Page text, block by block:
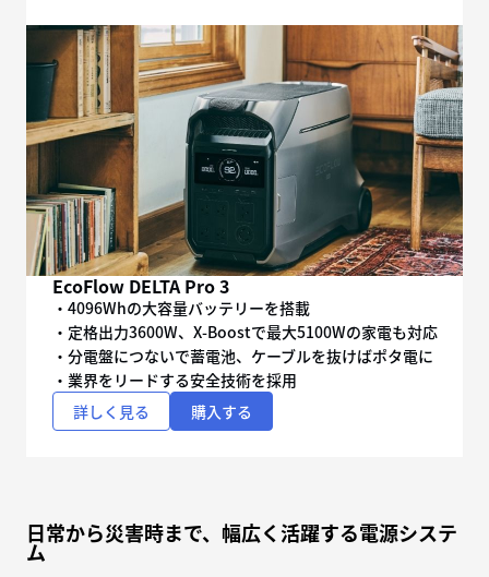
EcoFlow DELTA Pro 3
・4096Whの大容量バッテリーを搭載
・定格出力3600W、X-Boostで最大5100Wの家電も対応
・分電盤につないで蓄電池、ケーブルを抜けばポタ電に
・業界をリードする安全技術を採用
詳しく見る
購入する
日常から災害時まで、幅広く活躍する電源システ
ム